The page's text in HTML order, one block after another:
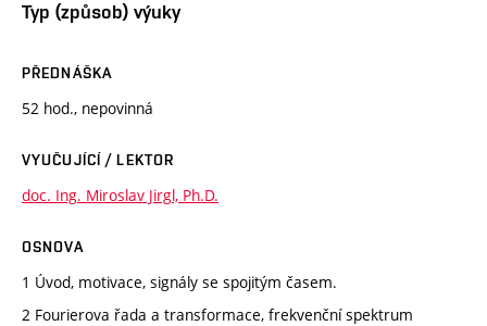
Typ (způsob) výuky
PŘEDNÁŠKA
52 hod., nepovinná
VYUČUJÍCÍ / LEKTOR
doc. Ing. Miroslav Jirgl, Ph.D.
OSNOVA
1 Úvod, motivace, signály se spojitým časem.
2 Fourierova řada a transformace, frekvenční spektrum